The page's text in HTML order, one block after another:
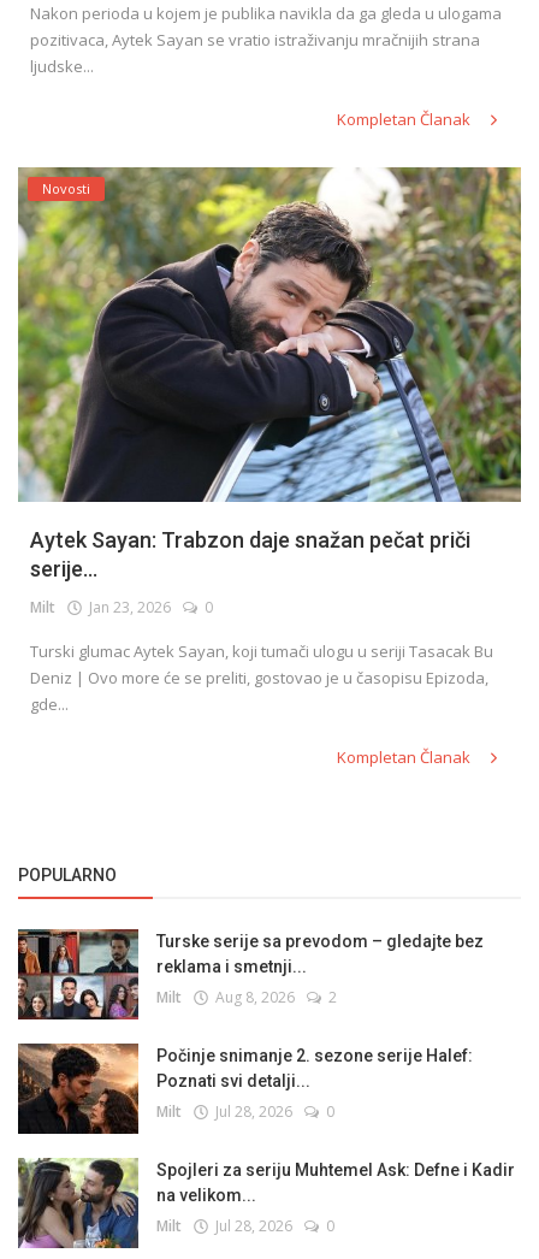
Nakon perioda u kojem je publika navikla da ga gleda u ulogama
pozitivaca, Aytek Sayan se vratio istraživanju mračnijih strana
ljudske...
Kompletan Članak
Novosti
Aytek Sayan: Trabzon daje snažan pečat priči
serije...
Milt Jan 23, 2026 0
Turski glumac Aytek Sayan, koji tumači ulogu u seriji Tasacak Bu
Deniz | Ovo more će se preliti, gostovao je u časopisu Epizoda,
gde...
Kompletan Članak
POPULARNO
Turske serije sa prevodom – gledajte bez
reklama i smetnji...
Milt Aug 8, 2026 2
Počinje snimanje 2. sezone serije Halef:
Poznati svi detalji...
Milt Jul 28, 2026 0
Spojleri za seriju Muhtemel Ask: Defne i Kadir
na velikom...
Milt Jul 28, 2026 0